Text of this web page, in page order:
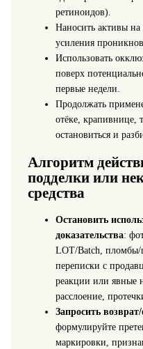
ретиноидов).
Наносить активы
усиления
Использовать
поверх
первые недели.
Продолжать
отёке, крапивнице,
остановиться и
Алгоритм
подделки или
средства
Остановить
доказательства:
LOT/Batch, пломбы/
переписки с
реакции или явные
расслоение,
Запросить
формулируйте
маркировки,